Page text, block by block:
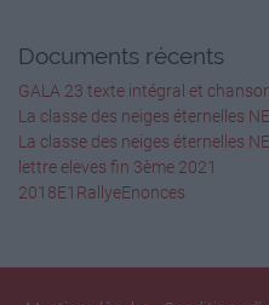
Documents récents
GALA 23 texte intégral et
La classe des neiges éternelles
La classe des neiges éternelles
lettre eleves fin 3ème 2021
2018E1RallyeEnonces